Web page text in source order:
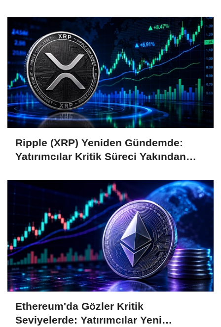
Ripple (XRP) Yeniden Gündemde:
Yatırımcılar Kritik Süreci Yakından
Ethereum'da Gözler Kritik
Seviyelerde: Yatırımcılar Yeni